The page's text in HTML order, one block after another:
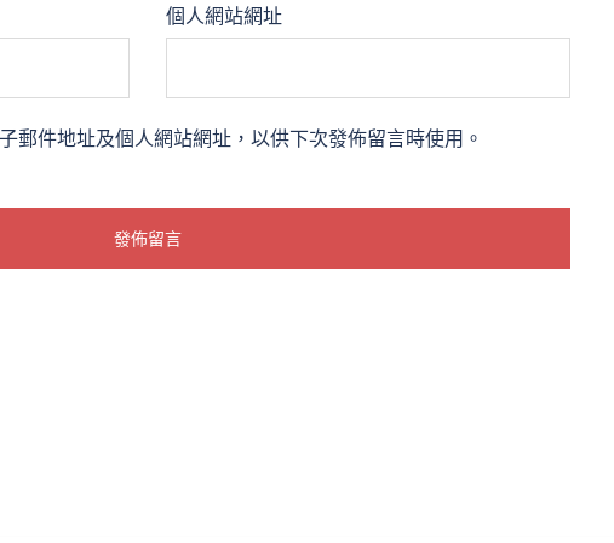
個人網站網址
郵件地址及個人網站網址，以供下次發佈留言時使用。